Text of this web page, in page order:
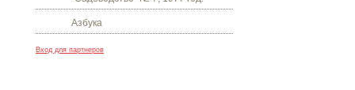
Азбука
Вход для партнеров